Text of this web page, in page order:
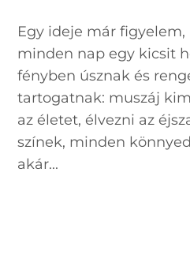
Egy ideje már figyelem,
minden nap egy kicsit
fényben úsznak és
tartogatnak: muszáj
az életet, élvezni az
színek, minden
akár...